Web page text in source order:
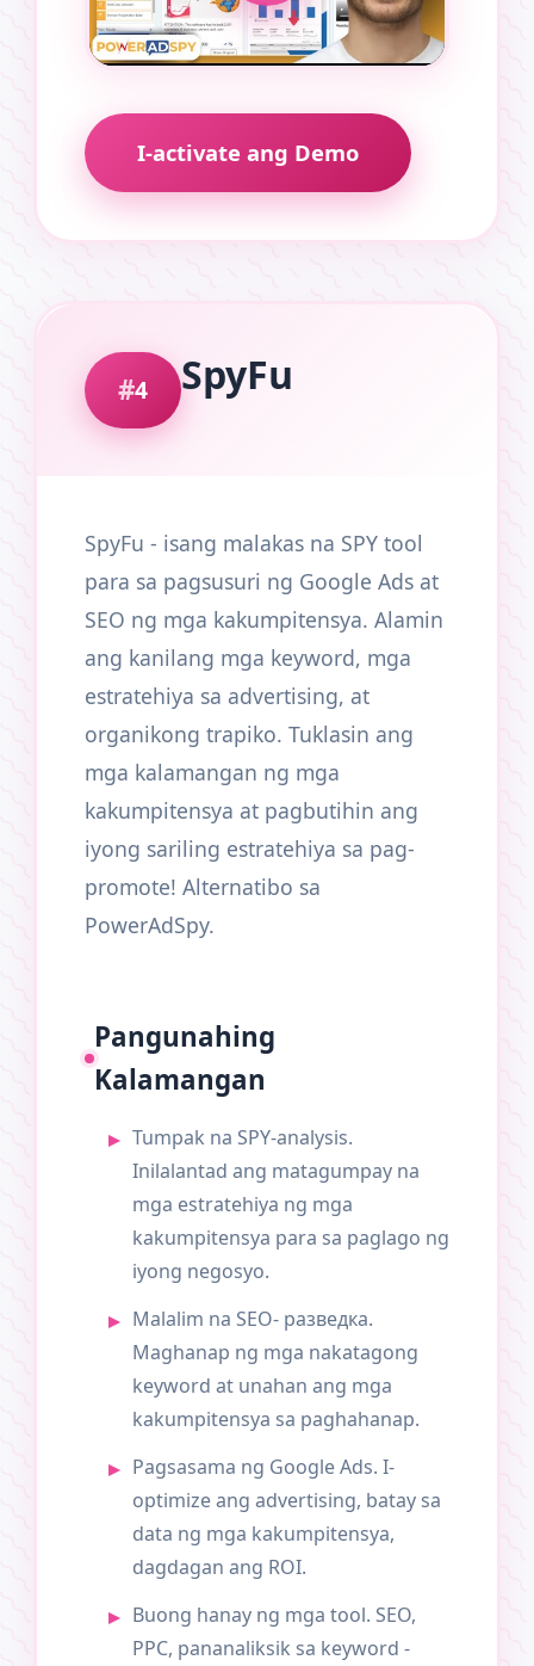
I-activate ang Demo
4 SpyFu
SpyFu - isang malakas na SPY tool
para sa pagsusuri ng Google Ads at
SEO ng mga kakumpitensya. Alamin
ang kanilang mga keyword, mga
estratehiya sa advertising, at
organikong trapiko. Tuklasin ang
mga kalamangan ng mga
kakumpitensya at pagbutihin ang
iyong sariling estratehiya sa pag-
promote! Alternatibo sa
PowerAdSpy.
Pangunahing
Kalamangan
Tumpak na SPY-analysis.
Inilalantad ang matagumpay na
mga estratehiya ng mga
kakumpitensya para sa paglago ng
iyong negosyo.
Malalim na SEO- разведка.
Maghanap ng mga nakatagong
keyword at unahan ang mga
kakumpitensya sa paghahanap.
Pagsasama ng Google Ads. I-
optimize ang advertising, batay sa
data ng mga kakumpitensya,
dagdagan ang ROI.
Buong hanay ng mga tool. SEO,
PPC, pananaliksik sa keyword -